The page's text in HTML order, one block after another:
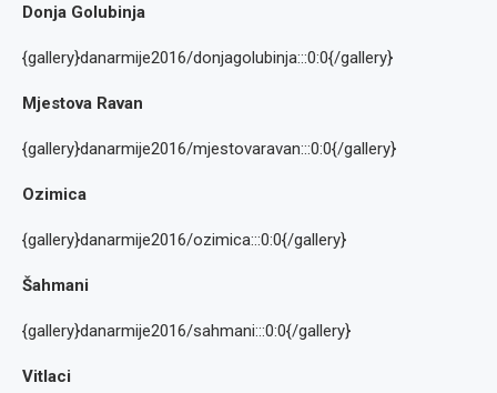
Donja Golubinja
{gallery}danarmije2016/donjagolubinja:::0:0{/gallery}
Mjestova Ravan
{gallery}danarmije2016/mjestovaravan:::0:0{/gallery}
Ozimica
{gallery}danarmije2016/ozimica:::0:0{/gallery}
Šahmani
{gallery}danarmije2016/sahmani:::0:0{/gallery}
Vitlaci